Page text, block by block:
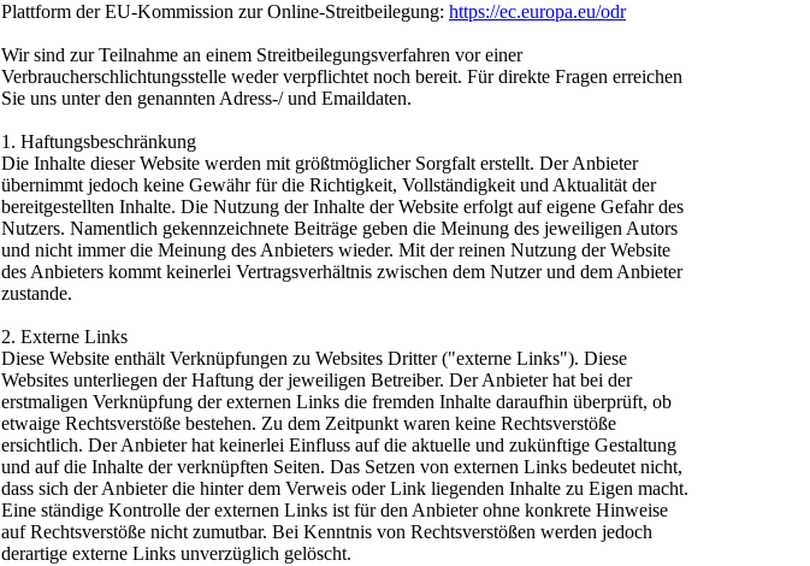
Plattform der EU-Kommission zur Online-Streitbeilegung: https://ec.europa.eu/odr
Wir sind zur Teilnahme an einem Streitbeilegungsverfahren vor einer
Verbraucherschlichtungsstelle weder verpflichtet noch bereit. Für direkte Fragen erreichen
Sie uns unter den genannten Adress-/ und Emaildaten.
1. Haftungsbeschränkung
Die Inhalte dieser Website werden mit größtmöglicher Sorgfalt erstellt. Der Anbieter
übernimmt jedoch keine Gewähr für die Richtigkeit, Vollständigkeit und Aktualität der
bereitgestellten Inhalte. Die Nutzung der Inhalte der Website erfolgt auf eigene Gefahr des
Nutzers. Namentlich gekennzeichnete Beiträge geben die Meinung des jeweiligen Autors
und nicht immer die Meinung des Anbieters wieder. Mit der reinen Nutzung der Website
des Anbieters kommt keinerlei Vertragsverhältnis zwischen dem Nutzer und dem Anbieter
zustande.
2. Externe Links
Diese Website enthält Verknüpfungen zu Websites Dritter ("externe Links"). Diese
Websites unterliegen der Haftung der jeweiligen Betreiber. Der Anbieter hat bei der
erstmaligen Verknüpfung der externen Links die fremden Inhalte daraufhin überprüft, ob
etwaige Rechtsverstöße bestehen. Zu dem Zeitpunkt waren keine Rechtsverstöße
ersichtlich. Der Anbieter hat keinerlei Einfluss auf die aktuelle und zukünftige Gestaltung
und auf die Inhalte der verknüpften Seiten. Das Setzen von externen Links bedeutet nicht,
dass sich der Anbieter die hinter dem Verweis oder Link liegenden Inhalte zu Eigen macht.
Eine ständige Kontrolle der externen Links ist für den Anbieter ohne konkrete Hinweise
auf Rechtsverstöße nicht zumutbar. Bei Kenntnis von Rechtsverstößen werden jedoch
derartige externe Links unverzüglich gelöscht.